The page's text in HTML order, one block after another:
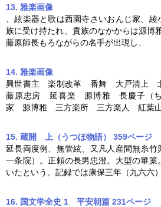
13. 雅楽画像
、絃楽器と歌は西園寺さいおんじ家、
族に受け持たれ、貴族のなかからは源博
藤原師長もろながらの名手が出現し、
14. 雅楽画像
興世書主 楽制改革 番舞 大戸清上
藤原忠房 延喜楽源博雅 長慶子（
家 源博雅 三方楽所 三方楽人 紅葉
15. 蔵開 上（うつほ物語） 359ページ
延長両度例、無管絃、又凡人産間無糸竹
一条院）。正頼の長男忠澄。大型の篳篥
いたという。記録では康保三年（九六六
16. 国文学全史 1 平安朝篇 231ページ